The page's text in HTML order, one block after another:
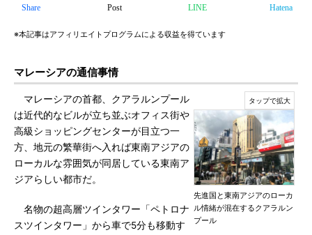
Share Post LINE Hatena
※本記事はアフィリエイトプログラムによる収益を得ています
マレーシアの通信事情
先進国と東南アジアのローカ
ル情緒が混在するクアラルン
プール
マレーシアの首都、クアラルンプール
は近代的なビルが立ち並ぶオフィス街や
高級ショッピングセンターが目立つ一
方、地元の繁華街へ入れば東南アジアの
ローカルな雰囲気が同居している東南ア
ジアらしい都市だ。
名物の超高層ツインタワー「ペトロナ
スツインタワー」から車で5分も移動す